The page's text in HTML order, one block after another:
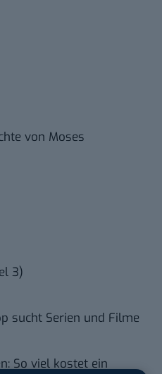
von Moses
3)
sucht Serien und Filme
So viel kostet ein